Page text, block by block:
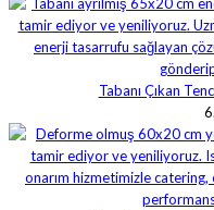
Tabanı Çıkan